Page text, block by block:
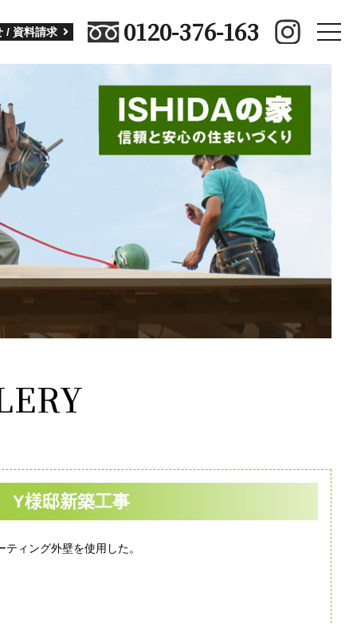
/ 資料請求 0120-376-163
toggle
Y様邸新築工事
ィング外壁を使用した。